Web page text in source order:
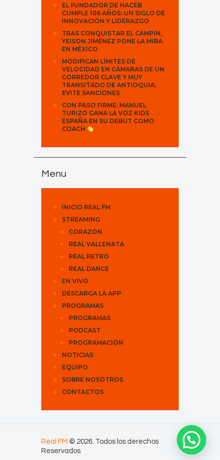
EL FUNDADOR DE HACEB
CUMPLE 106 AÑOS: UN SIGLO DE
INNOVACIÓN Y LIDERAZGO
TRAS CONQUISTAR EL CAMPÍN,
YEISON JIMÉNEZ PONE LA MIRA
EN MÉXICO
MODIFICAN LÍMITES DE
VELOCIDAD EN CÁMARAS DE UN
CORREDOR CLAVE Y MUY
TRANSITADO DE ANTIOQUIA:
EVITE SANCIONES
CON PASO FIRME: MANUEL
TURIZO GANA LA VOZ KIDS
ESPAÑA EN SU DEBUT COMO
COACH
Menu
INICIO REAL FM
STREAMING
CORAZÓN
REAL VALLENATA
REAL RETRO
REAL DANCE
EN VIVO
DESCARGA LA APP
PROGRAMAS
PROGRAMAS
PODCAST
PROGRAMACIÓN
NOTICIAS
EQUIPO
SOBRE NOSOTROS
CONTACTOS
Real FM © 2026. Todos los derechos
Reservados